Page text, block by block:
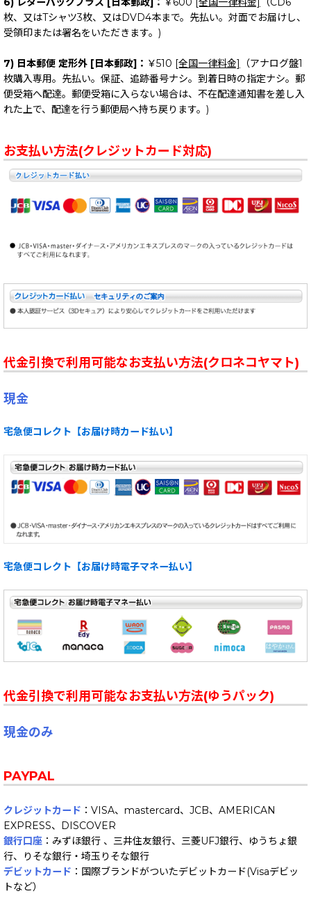
枚、又はTシャツ3枚、又はDVD4本まで。先払い。対面でお届けし、
受領印または署名をいただきます。)
7) 日本郵便 定形外 [日本郵政]： ￥510 [全国一律料金]
（アナログ盤1
枚購入専用。先払い。保証、追跡番号ナシ。到着日時の指定ナシ。郵
便受箱へ配達。郵便受箱に入らない場合は、不在配達通知書を差し入
れた上で、配達を行う郵便局へ持ち戻ります。)
お支払い方法(クレジットカード対応)
代金引換で利用可能なお支払い方法(クロネコヤマト)
現金
宅急便コレクト【お届け時カード払い】
宅急便コレクト【お届け時電子マネー払い】
代金引換で利用可能なお支払い方法(ゆうパック)
現金のみ
PAYPAL
クレジットカード ：VISA、mastercard、JCB、AMERICAN
EXPRESS、DISCOVER
銀行口座 ：みずほ銀行 、三井住友銀行、三菱UFJ銀行、ゆうちょ銀
行、りそな銀行・埼玉りそな銀行
デビットカード ：国際ブランドがついたデビットカード(Visaデビッ
トなど）